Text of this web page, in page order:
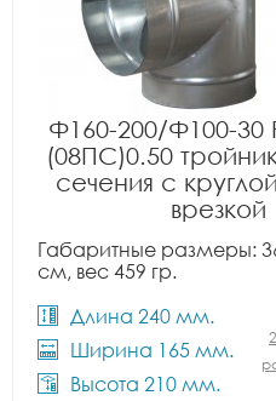
Ф160-200/Ф100-30
(08ПС)0.50
сечения с
врезкой
Габаритные размеры:
см, вес 459 гр.
Длина 240 мм.
Ширина 165 мм.
Высота 210 мм.